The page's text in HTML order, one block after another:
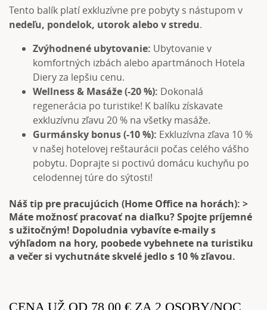
Tento balík platí exkluzívne pre pobyty s nástupom v
nedeľu, pondelok, utorok alebo v stredu.
Zvýhodnené ubytovanie: Ubytovanie v
komfortných izbách alebo apartmánoch Hotela
Diery za lepšiu cenu.
Wellness & Masáže (-20 %): Dokonalá
regenerácia po turistike! K balíku získavate
exkluzívnu zľavu 20 % na všetky masáže.
Gurmánsky bonus (-10 %): Exkluzívna zľava 10 %
v našej hotelovej reštaurácii počas celého vášho
pobytu. Doprajte si poctivú domácu kuchyňu po
celodennej túre do sýtosti!
Náš tip pre pracujúcich (Home Office na horách): >
Máte možnosť pracovať na diaľku? Spojte príjemné
s užitočným! Dopoludnia vybavíte e-maily s
výhľadom na hory, poobede vybehnete na turistiku
a večer si vychutnáte skvelé jedlo s 10 % zľavou.
CENA UŽ OD 78,00 € ZA 2 OSOBY/NOC